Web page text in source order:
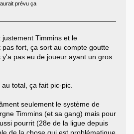
prévu ça
Timmins et le
fort, ça sort au compte goutte
pas eu de joueur ayant un gros
total, ça fait pic-pic.
seulement le système de
Timmins (et sa gang) mais pour
pourrit (28e de la ligue depuis
de la chose qui est problématique